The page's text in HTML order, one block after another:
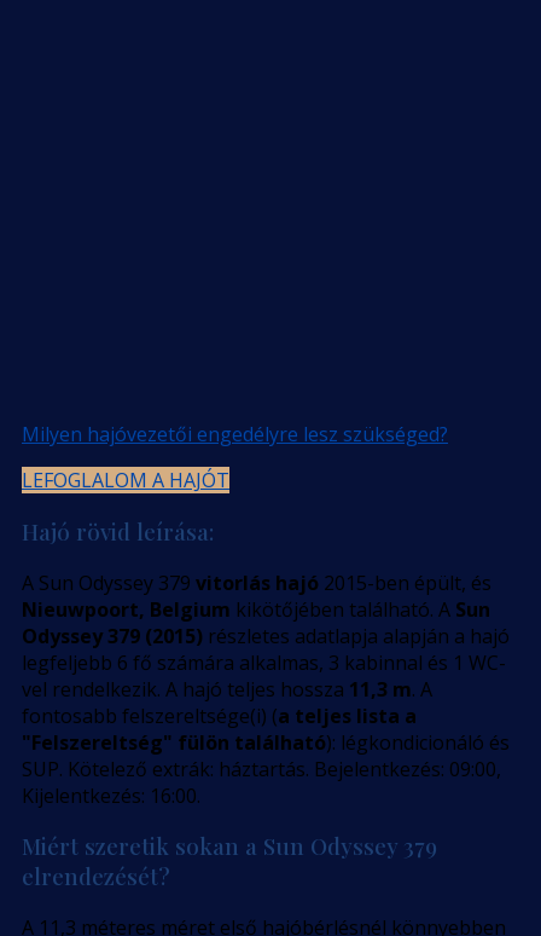
Milyen hajóvezetői engedélyre lesz szükséged?
LEFOGLALOM A HAJÓT
Hajó rövid leírása:
A Sun Odyssey 379 vitorlás hajó 2015-ben épült, és
Nieuwpoort, Belgium kikötőjében található. A Sun
Odyssey 379 (2015) részletes adatlapja alapján a hajó
legfeljebb 6 fő számára alkalmas, 3 kabinnal és 1 WC-
vel rendelkezik. A hajó teljes hossza 11,3 m. A
fontosabb felszereltsége(i) (a teljes lista a
"Felszereltség" fülön található): légkondicionáló és
SUP. Kötelező extrák: háztartás. Bejelentkezés: 09:00,
Kijelentkezés: 16:00.
Miért szeretik sokan a Sun Odyssey 379
elrendezését?
A 11,3 méteres méret első hajóbérlésnél könnyebben